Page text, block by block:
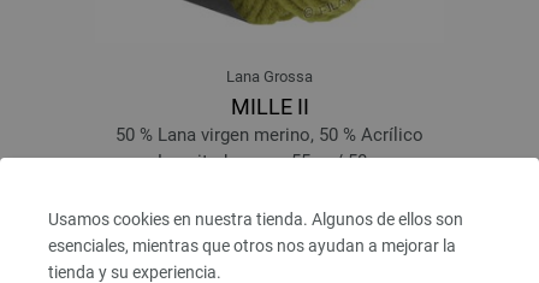
Usamos cookies en nuestra tienda. Algunos de ellos son
esenciales, mientras que otros nos ayudan a mejorar la
tienda y su experiencia.
Lana Grossa
MILLE II
50 % Lana virgen merino, 50 % Acrílico
Longitud: aprox. 55 m / 50 g
3,78 €
4,41 $
IVA no incluido, más gastos de envío, Precio base:75,60 € / kg